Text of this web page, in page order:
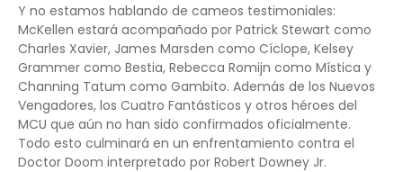
Y no estamos hablando de cameos testimoniales:
McKellen estará acompañado por Patrick Stewart como
Charles Xavier, James Marsden como Cíclope, Kelsey
Grammer como Bestia, Rebecca Romijn como Mística y
Channing Tatum como Gambito. Además de los Nuevos
Vengadores, los Cuatro Fantásticos y otros héroes del
MCU que aún no han sido confirmados oficialmente.
Todo esto culminará en un enfrentamiento contra el
Doctor Doom interpretado por Robert Downey Jr.